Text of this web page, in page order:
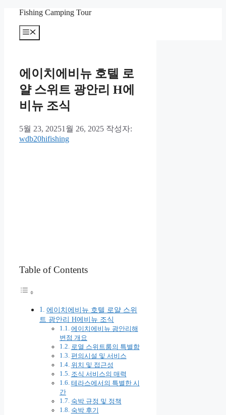
Fishing Camping Tour
메
뉴
에이치에비뉴 호텔 로
얄 스위트 광안리 H에
비뉴 조식
5월 23, 20251월 26, 2025 작성자:
wdb20hifishing
Table of Contents
에이치에비뉴 호텔 로얄 스위
트 광안리 H에비뉴 조식
에이치에비뉴 광안리해
변점 개요
로열 스위트룸의 특별함
편의시설 및 서비스
위치 및 접근성
조식 서비스의 매력
테라스에서의 특별한 시
간
숙박 규정 및 정책
숙박 후기